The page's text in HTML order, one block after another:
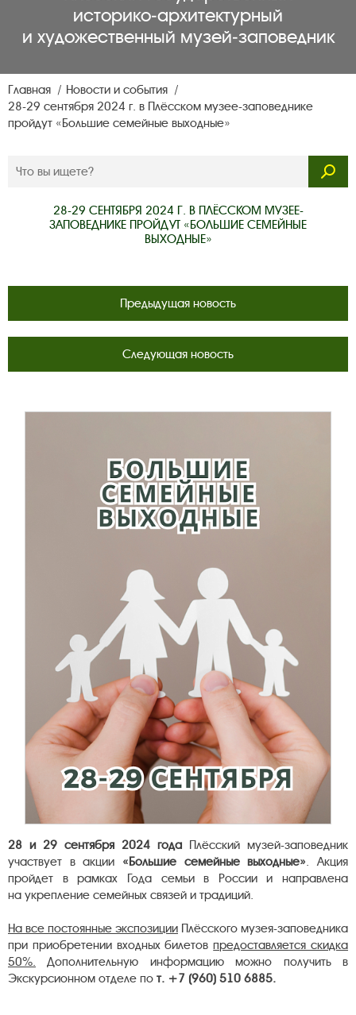
историко‑архитектурный
и художественный музей‑заповедник
Главная
Новости и события
28-29 сентября 2024 г. в Плёсском музее-заповеднике
пройдут «Большие семейные выходные»
28-29 СЕНТЯБРЯ 2024 Г. В ПЛЁССКОМ МУЗЕЕ-
ЗАПОВЕДНИКЕ ПРОЙДУТ «БОЛЬШИЕ СЕМЕЙНЫЕ
ВЫХОДНЫЕ»
Предыдущая новость
Следующая новость
28 и 29 сентября 2024 года Плёсский музей-заповедник
участвует в акции «Большие семейные выходные». Акция
пройдет в рамках Года семьи в России и направлена
на укрепление семейных связей и традиций.
На все постоянные экспозиции Плёсского музея-заповедника
при приобретении входных билетовпредоставляется скидка
50%. Дополнительную информацию можно получить в
Экскурсионном отделе по т. +7 (960) 510 6885.